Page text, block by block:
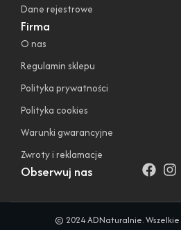
Firma
O nas
Regulamin sklepu
Polityka prywatności
Polityka cookies
Warunki gwarancyjne
Zwroty i reklamacje
Dane rejestrowe
Obserwuj nas
© 2024 ADNaturalnie.